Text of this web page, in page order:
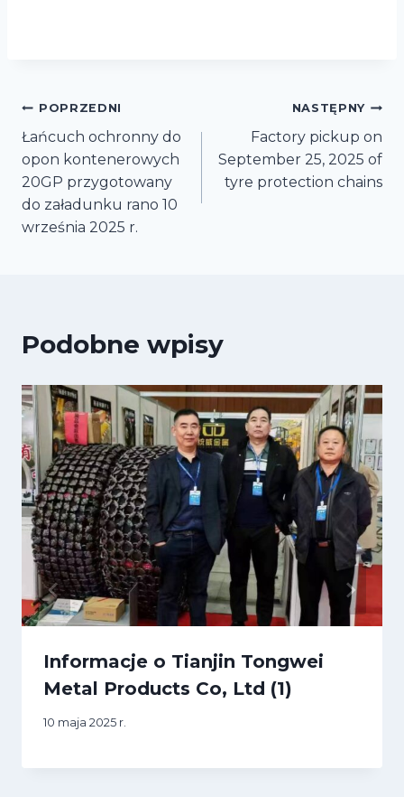
Nawigacja
wpisu
POPRZEDNI
Łańcuch ochronny do
opon kontenerowych
20GP przygotowany
do załadunku rano 10
września 2025 r.
NASTĘPNY
Factory pickup on
September 25, 2025 of
tyre protection chains
Podobne wpisy
Informacje o Tianjin Tongwei
Metal Products Co, Ltd (1)
10 maja 2025 r.